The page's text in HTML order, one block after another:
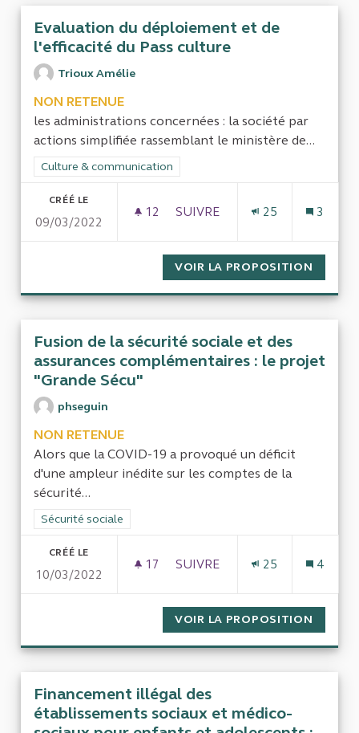
Evaluation du déploiement et de
l'efficacité du Pass culture
Trioux Amélie
NON RETENUE
les administrations concernées : la société par
actions simplifiée rassemblant le ministère de...
Filtrer les résultats de la catégorie : Culture & communication
Culture & communication
CRÉÉ LE
09/03/2022
12 12 ABONNÉS
SUIVRE
25 3
VOIR LA PROPOSITION
Fusion de la sécurité sociale et des
assurances complémentaires : le projet
"Grande Sécu"
phseguin
NON RETENUE
Alors que la COVID-19 a provoqué un déficit
d'une ampleur inédite sur les comptes de la
sécurité...
Filtrer les résultats de la catégorie : Sécurité sociale
Sécurité sociale
CRÉÉ LE
10/03/2022
17 17 ABONNÉS
SUIVRE
25 4
VOIR LA PROPOSITION
Financement illégal des
établissements sociaux et médico-